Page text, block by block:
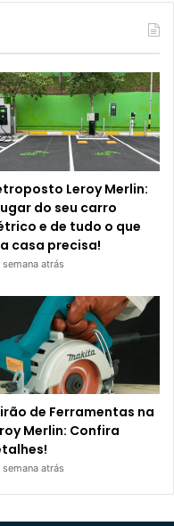
Leroy Merlin:
do seu carro
e de tudo o que
casa precisa!
semana atrás
de Ferramentas na
Merlin: Confira
semana atrás